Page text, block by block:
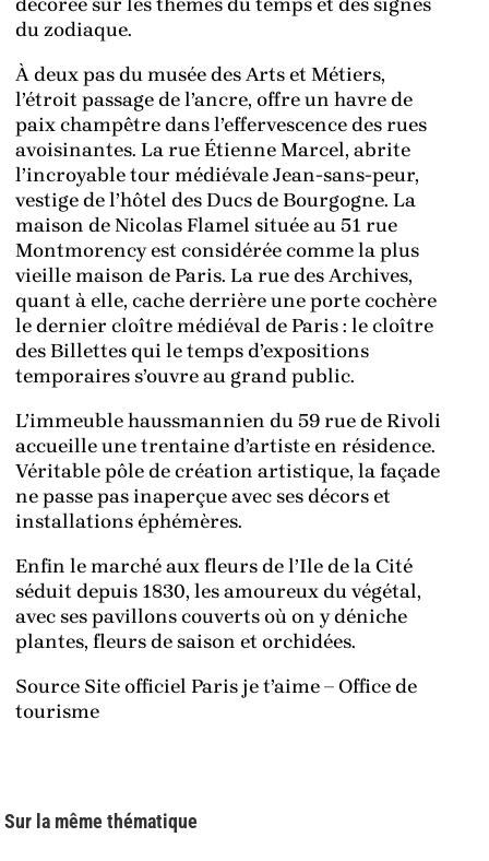
du zodiaque.
À deux pas du musée des Arts et Métiers,
l’étroit passage de l’ancre, offre un havre de
paix champêtre dans l’effervescence des rues
avoisinantes. La rue Étienne Marcel, abrite
l’incroyable tour médiévale Jean-sans-peur,
vestige de l’hôtel des Ducs de Bourgogne. La
maison de Nicolas Flamel située au 51 rue
Montmorency est considérée comme la plus
vieille maison de Paris. La rue des Archives,
quant à elle, cache derrière une porte cochère
le dernier cloître médiéval de Paris : le cloître
des Billettes qui le temps d’expositions
temporaires s’ouvre au grand public.
L’immeuble haussmannien du 59 rue de Rivoli
accueille une trentaine d’artiste en résidence.
Véritable pôle de création artistique, la façade
ne passe pas inaperçue avec ses décors et
installations éphémères.
Enfin le marché aux fleurs de l’Ile de la Cité
séduit depuis 1830, les amoureux du végétal,
avec ses pavillons couverts où on y déniche
plantes, fleurs de saison et orchidées.
Source Site officiel Paris je t’aime – Office de
tourisme
Sur la même thématique